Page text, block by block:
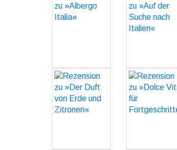
»Albergo
Italia«
»Auf der
Suche nach
Italien«
Rezension zu
»Der Duft von
Erde und
Zitronen«
Rezension zu
»Dolce Vita